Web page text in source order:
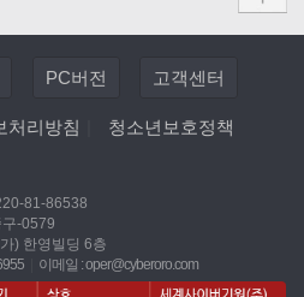
PC버전 고객센터
처리방침 청소년보호정책
81-86538
-0579
) 한영빌딩 6층
이메일 :oper@cyberoro.com